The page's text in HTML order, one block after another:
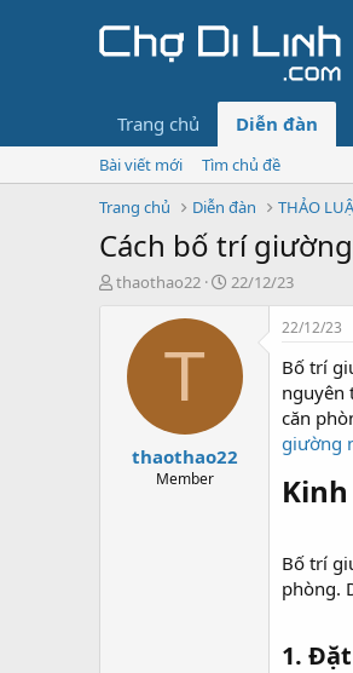
Trang chủ Diễn đàn
Bài viết mới
Tìm chủ đề
Trang chủ
Diễn đàn THẢO
Cách bố trí
T
thaothao22
N
y
ử
i
22/12/23
T
thaothao22
Member
22/12/23
Bố trí
nguyên
căn
giường
Bố trí
phòng.
1.